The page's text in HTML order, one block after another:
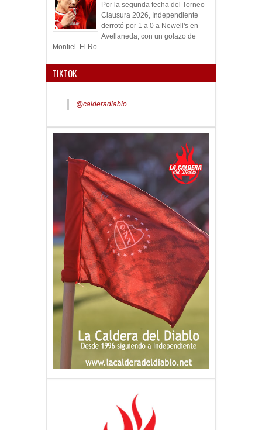
Por la segunda fecha del Torneo
Clausura 2026, Independiente
derrotó por 1 a 0 a Newell's en
Avellaneda, con un golazo de
Montiel. El Ro...
TIKTOK
@calderadiablo